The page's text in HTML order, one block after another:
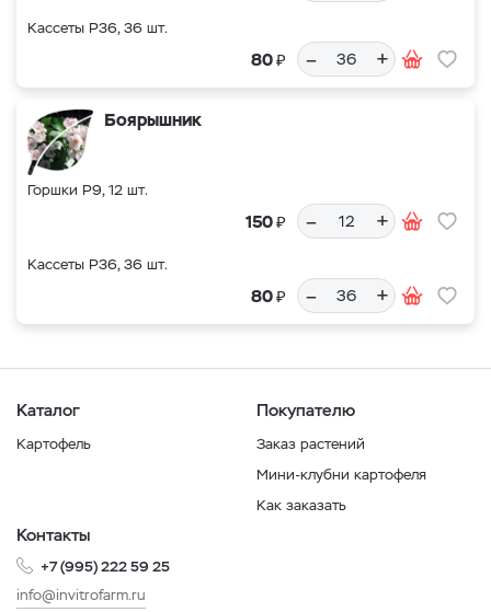
Кассеты Р36, 36 шт.
80₽ – +
Боярышник
Горшки Р9, 12 шт.
150₽ – +
Кассеты Р36, 36 шт.
80₽ – +
Каталог
Картофель
Покупателю
Заказ растений
Мини-клубни картофеля
Как заказать
Контакты
+7 (995) 222 59 25
info@invitrofarm.ru